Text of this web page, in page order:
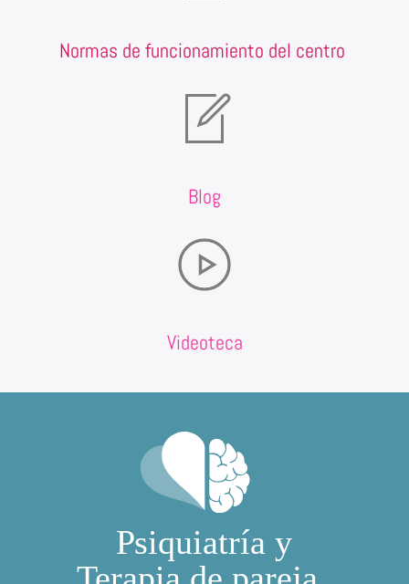
Normas de funcionamiento del centro
Blog
Videoteca